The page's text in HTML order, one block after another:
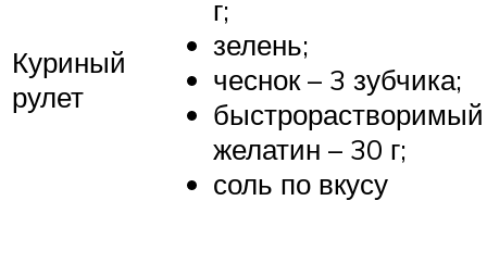
Куриный
рулет
г;
зелень;
чеснок – 3 зубчика;
быстрорастворимый
желатин – 30 г;
соль по вкусу